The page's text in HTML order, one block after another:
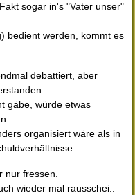
sogar in's "Vater unser"
bedient werden, kommt es
debattiert, aber
gäbe, würde etwas
organisiert wäre als in
nur fressen.
wieder mal rausschei..